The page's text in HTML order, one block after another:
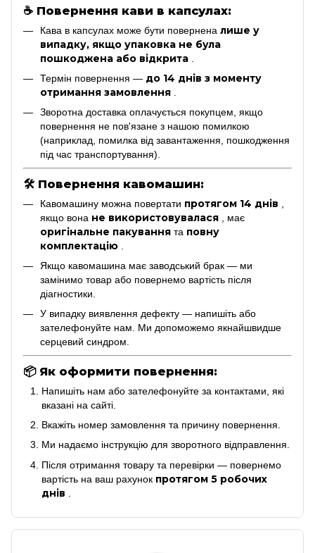
☕ Повернення кави в капсулах:
Кава в капсулах може бути повернена лише у
випадку, якщо упаковка не була
пошкоджена або відкрита
Термін повернення — до 14 днів з моменту
отримання замовлення
Зворотна доставка оплачується покупцем, якщо
повернення не пов'язане з нашою помилкою
(наприклад, помилка від завантаження, пошкодження
під час транспортування).
🛠 Повернення кавомашин:
Кавомашину можна повертати протягом 14 днів
якщо вона не використовувалася , має
оригінальне пакування та повну
комплектацію
Якщо кавомашина має заводський брак — ми
замінимо товар або повернемо вартість після
діагностики.
У випадку виявлення дефекту — напишіть або
зателефонуйте нам. Ми допоможемо якнайшвидше
серцевий синдром.
📦Як оформити повернення:
Напишіть нам або зателефонуйте за контактами, які
вказані на сайті.
Вкажіть номер замовлення та причину повернення.
Ми надаємо інструкцію для зворотного відправлення.
Після отримання товару та перевірки — повернемо
вартість на ваш рахунок протягом 5 робочих
днів